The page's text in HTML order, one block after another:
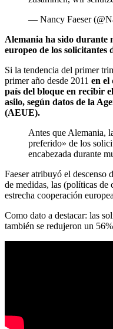
— Nancy Faeser
Alemania ha sido durante
europeo de los solicitantes
Si la tendencia del primer
primer año desde 2011 en el
país del bloque en recibir
asilo, según datos de la
(AEUE).
Antes que Alemania,
preferido» de los
encabezada durante
Faeser atribuyó el descenso
de medidas, las (políticas
estrecha cooperación
Como dato a destacar: las
también se redujeron un
El gobierno alemán del
(SPD/S&D-Verdes), ha
inmigración irregular
En 2023, cerca de
Alemania, la mayor cifra
refugiados en 2016.